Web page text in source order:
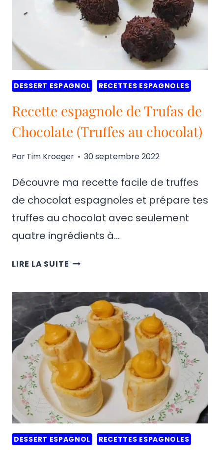
DESSERT ESPAGNOL RECETTES ESPAGNOLES
Recette espagnole de Trufas de
Chocolate (Truffes au chocolat)
ParTim Kroeger 30 septembre 2022
Découvre ma recette facile de truffes
de chocolat espagnoles et prépare tes
truffes au chocolat avec seulement
quatre ingrédients à…
LIRE LA SUITE RECETTE
TRUFAS
DE
CHOCOLATE
(TRUFFES
AU
CHOCOLAT)
DESSERT ESPAGNOL RECETTES ESPAGNOLES